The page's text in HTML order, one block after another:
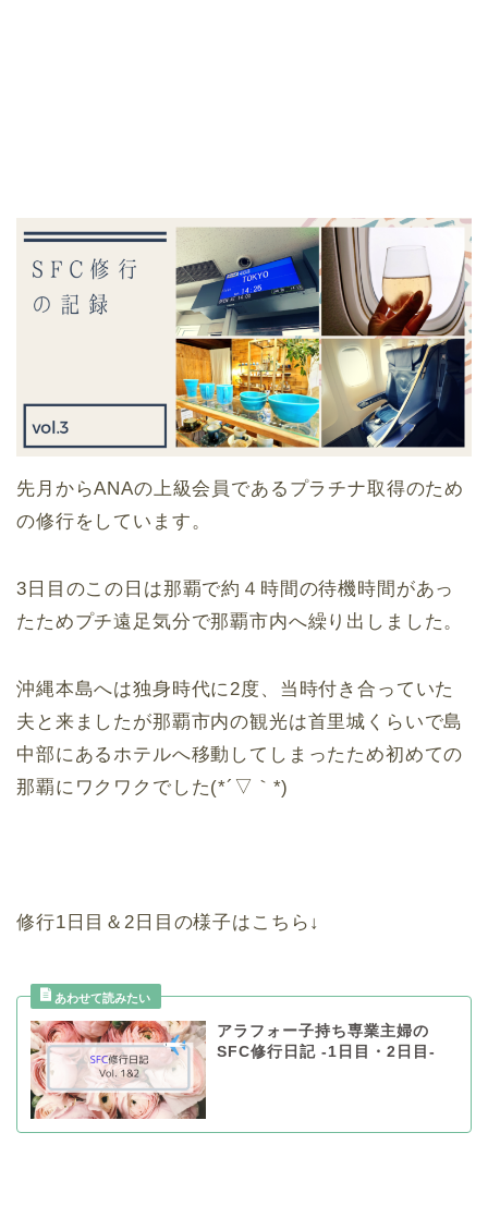
先月からANAの上級会員であるプラチナ取得のため
の修行をしています。
3日目のこの日は那覇で約４時間の待機時間があっ
たためプチ遠足気分で那覇市内へ繰り出しました。
沖縄本島へは独身時代に2度、当時付き合っていた
夫と来ましたが那覇市内の観光は首里城くらいで島
中部にあるホテルへ移動してしまったため初めての
那覇にワクワクでした(*´▽｀*)
修行1日目＆2日目の様子はこちら↓
アラフォー子持ち専業主婦の
SFC修行日記 -1日目・2日目-